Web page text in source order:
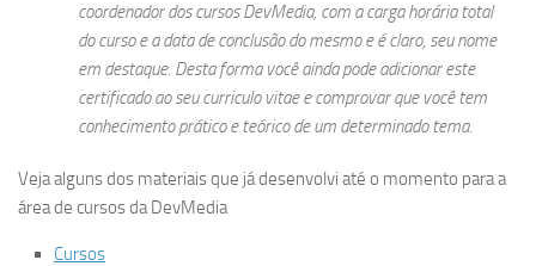
coordenador dos cursos DevMedia, com a carga horária total
do curso e a data de conclusão do mesmo e é claro, seu nome
em destaque. Desta forma você ainda pode adicionar este
certificado ao seu curriculo vitae e comprovar que você tem
conhecimento prático e teórico de um determinado tema.
Veja alguns dos materiais que já desenvolvi até o momento para a
área de cursos da DevMedia
Cursos